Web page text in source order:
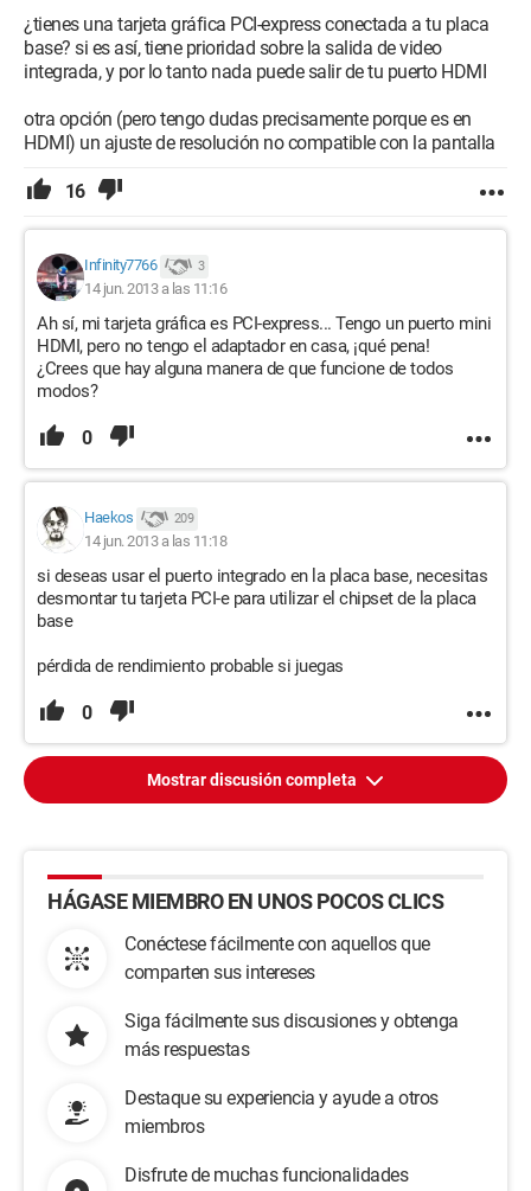
¿tienes una tarjeta gráfica PCI-express conectada a tu placa
base? si es así, tiene prioridad sobre la salida de video
integrada, y por lo tanto nada puede salir de tu puerto HDMI
otra opción (pero tengo dudas precisamente porque es en
HDMI) un ajuste de resolución no compatible con la pantalla
16
Infinity7766 3
14 jun. 2013 a las 11:16
Ah sí, mi tarjeta gráfica es PCI-express... Tengo un puerto mini
HDMI, pero no tengo el adaptador en casa, ¡qué pena!
¿Crees que hay alguna manera de que funcione de todos
modos?
0
Haekos 209
14 jun. 2013 a las 11:18
si deseas usar el puerto integrado en la placa base, necesitas
desmontar tu tarjeta PCI-e para utilizar el chipset de la placa
base
pérdida de rendimiento probable si juegas
0
Mostrar discusión completa
HÁGASE MIEMBRO EN UNOS POCOS CLICS
Conéctese fácilmente con aquellos que
comparten sus intereses
Siga fácilmente sus discusiones y obtenga
más respuestas
Destaque su experiencia y ayude a otros
miembros
Disfrute de muchas funcionalidades